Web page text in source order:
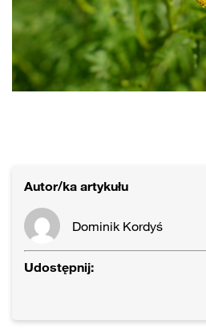
Autor/ka artykułu
Dominik Kordyś
Udostępnij: